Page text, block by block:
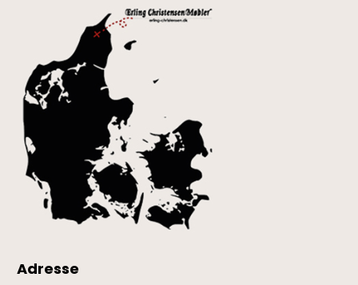
Adresse